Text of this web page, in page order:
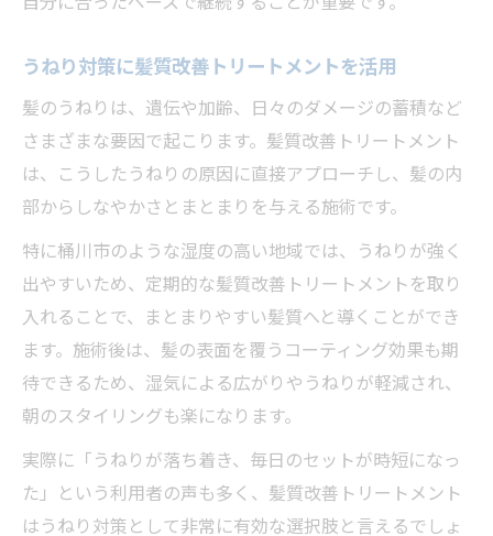
うねり対策に髪質改善トリートメントを活用
髪のうねりは、遺伝や加齢、日々のダメージの蓄積など
さまざまな要因で起こります。髪質改善トリートメント
は、こうしたうねりの原因に直接アプローチし、髪の内
部からしなやかさとまとまりを与える施術です。
特に桶川市のような湿度の高い地域では、うねりが強く
出やすいため、定期的な髪質改善トリートメントを取り
入れることで、まとまりやすい髪質へと導くことができ
ます。施術後は、髪の表面を覆うコーティング効果も期
待できるため、湿気による広がりやうねりが軽減され、
朝のスタイリングも楽になります。
実際に「うねりが落ち着き、毎日のセットが時短になっ
た」という利用者の声も多く、髪質改善トリートメント
はうねり対策として非常に有効な選択肢と言えるでしょ